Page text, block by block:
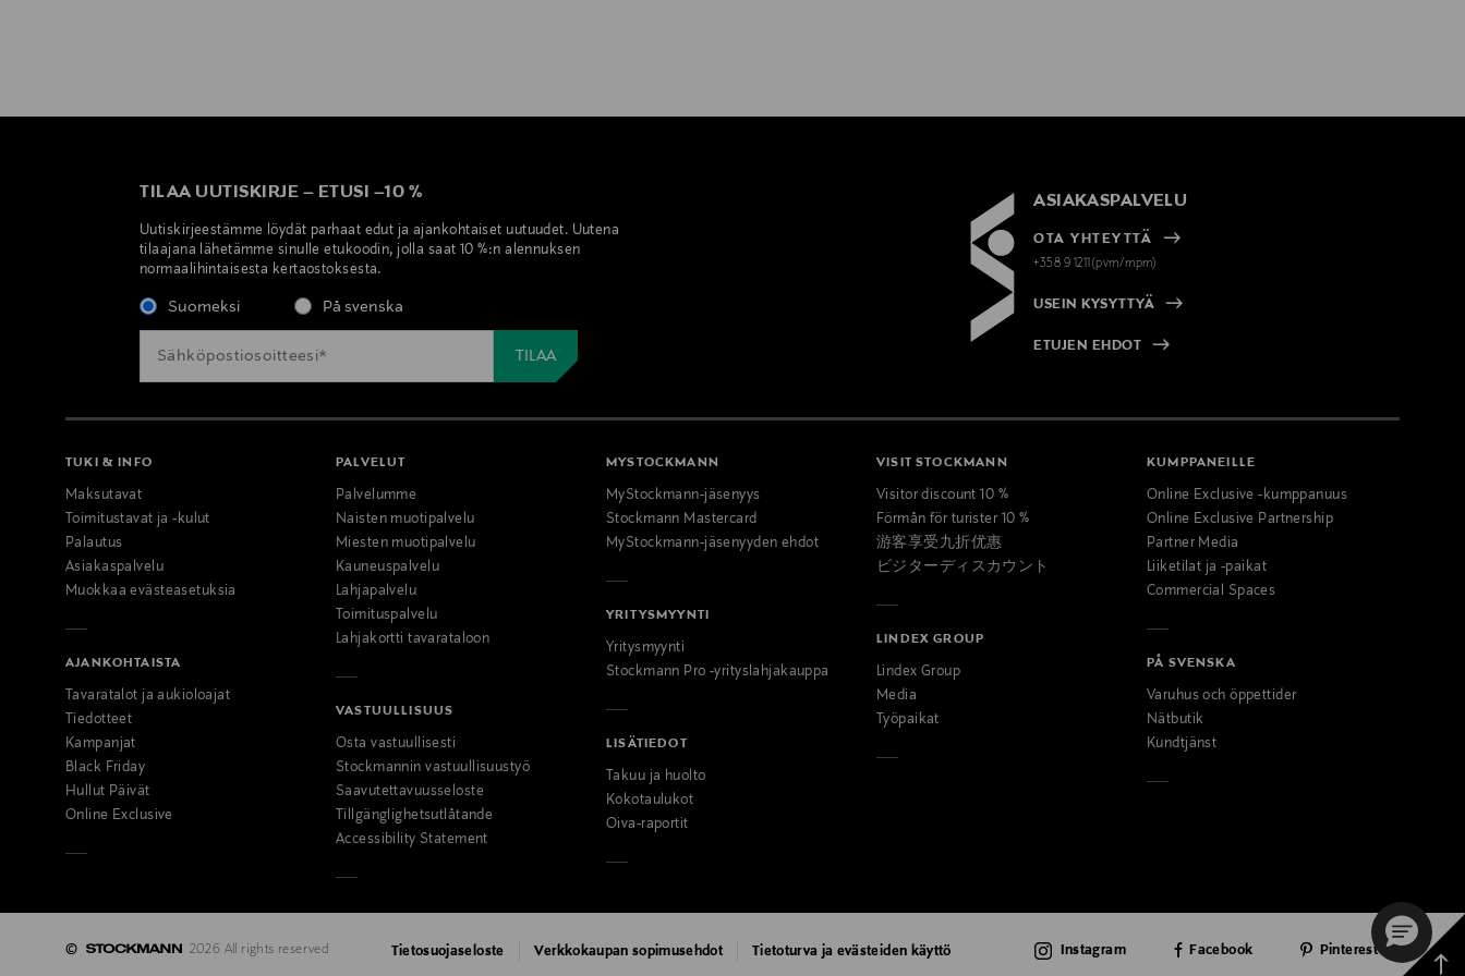
TILAA UUTISKIRJE – ETUSI –10 %
Uutiskirjeestämme löydät parhaat edut ja ajankohtaiset uutuudet. Uutena
tilaajana lähetämme sinulle etukoodin, jolla saat 10 %:n alennuksen
normaalihintaisesta kertaostoksesta.
Suomeksi På svenska
ASIAKASPALVELU
OTA YHTEYTTÄ
+358 9 1211(pvm/mpm)
USEIN KYSYTTYÄ
ETUJEN EHDOT
TUKI & INFO
Maksutavat
Toimitustavat ja -kulut
Palautus
Asiakaspalvelu
Muokkaa evästeasetuksia
AJANKOHTAISTA
Tavaratalot ja aukioloajat
Tiedotteet
Kampanjat
Black Friday
Hullut Päivät
Online Exclusive
PALVELUT
Palvelumme
Naisten muotipalvelu
Miesten muotipalvelu
Kauneuspalvelu
Lahjapalvelu
Toimituspalvelu
Lahjakortti tavarataloon
VASTUULLISUUS
Osta vastuullisesti
Stockmannin vastuullisuustyö
Saavutettavuusseloste
Tillgänglighetsutlåtande
Accessibility Statement
MYSTOCKMANN
MyStockmann-jäsenyys
Stockmann Mastercard
MyStockmann-jäsenyyden ehdot
YRITYSMYYNTI
Yritysmyynti
Stockmann Pro -yrityslahjakauppa
LISÄTIEDOT
Takuu ja huolto
Kokotaulukot
Oiva-raportit
VISIT STOCKMANN
Visitor discount 10 %
Förmån för turister 10 %
游客享受九折优惠
ビジターディスカウント
LINDEX GROUP
Lindex Group
Media
Työpaikat
KUMPPANEILLE
Online Exclusive -kumppanuus
Online Exclusive Partnership
Partner Media
Liiketilat ja -paikat
Commercial Spaces
PÅ SVENSKA
Varuhus och öppettider
Nätbutik
Kundtjänst
© 2026 All rights reserved Tietosuojaseloste Verkkokaupan sopimusehdot Tietoturva ja evästeiden käyttö Instagram Facebook Pinterest